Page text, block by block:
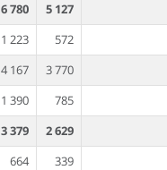
6 780 5 127
1 223 572
4 167 3 770
1 390 785
3 379 2 629
664 339